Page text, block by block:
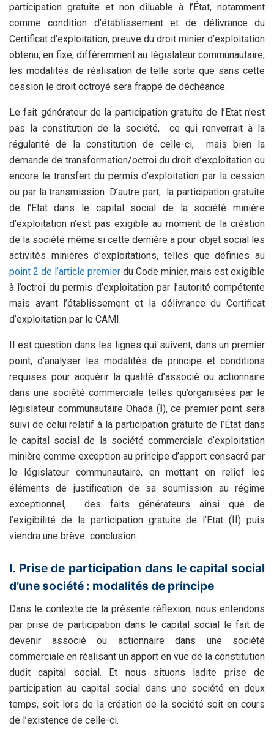
participation gratuite et non diluable à l’État, notamment
comme condition d’établissement et de délivrance du
Certificat d’exploitation, preuve du droit minier d’exploitation
obtenu, en fixe, différemment au législateur communautaire,
les modalités de réalisation de telle sorte que sans cette
cession le droit octroyé sera frappé de déchéance.
Le fait générateur de la participation gratuite de l’Etat n’est
pas la constitution de la société, ce qui renverrait à la
régularité de la constitution de celle-ci, mais bien la
demande de transformation/octroi du droit d’exploitation ou
encore le transfert du permis d’exploitation par la cession
ou par la transmission. D’autre part, la participation gratuite
de l’Etat dans le capital social de la société minière
d’exploitation n’est pas exigible au moment de la création
de la société même si cette dernière a pour objet social les
activités minières d’exploitations, telles que définies au
point 2 de l’article premier du Code minier, mais est exigible
à l’octroi du permis d’exploitation par l’autorité compétente
mais avant l’établissement et la délivrance du Certificat
d’exploitation par le CAMI.
Il est question dans les lignes qui suivent, dans un premier
point, d’analyser les modalités de principe et conditions
requises pour acquérir la qualité d’associé ou actionnaire
dans une société commerciale telles qu’organisées par le
législateur communautaire Ohada (I), ce premier point sera
suivi de celui relatif à la participation gratuite de l’État dans
le capital social de la société commerciale d’exploitation
minière comme exception au principe d’apport consacré par
le législateur communautaire, en mettant en relief les
éléments de justification de sa soumission au régime
exceptionnel, des faits générateurs ainsi que de
l’exigibilité de la participation gratuite de l’Etat (II) puis
viendra une brève conclusion.
I. Prise de participation dans le capital social
d’une société : modalités de principe
Dans le contexte de la présente réflexion, nous entendons
par prise de participation dans le capital social le fait de
devenir associé ou actionnaire dans une société
commerciale en réalisant un apport en vue de la constitution
dudit capital social. Et nous situons ladite prise de
participation au capital social dans une société en deux
temps, soit lors de la création de la société soit en cours
de l’existence de celle-ci.